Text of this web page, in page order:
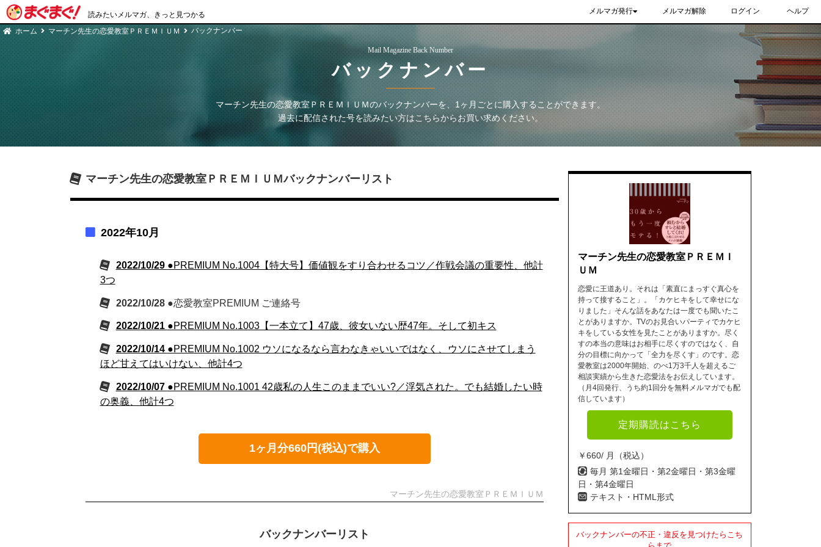
読みたいメルマガ、きっと見つかる メルマガ発行 メルマガ解除 ログイン ヘルプ
ホーム マーチン先生の恋愛教室ＰＲＥＭＩＵＭ バックナンバー
Mail Magazine Back Number
バックナンバー
マーチン先生の恋愛教室ＰＲＥＭＩＵＭのバックナンバーを、1ヶ月ごとに購入することができます。
過去に配信された号を読みたい方はこちらからお買い求めください。
マーチン先生の恋愛教室ＰＲＥＭＩＵＭバックナンバーリスト
2022年10月
2022/10/29 ●PREMIUM No.1004【特大号】価値観をすり合わせるコツ／作戦会議の重要性、他計
3つ
2022/10/28 ●恋愛教室PREMIUM ご連絡号
2022/10/21 ●PREMIUM No.1003【一本立て】47歳、彼女いない歴47年。そして初キス
2022/10/14 ●PREMIUM No.1002 ウソになるなら言わなきゃいいではなく、ウソにさせてしまう
ほど甘えてはいけない、他計4つ
2022/10/07 ●PREMIUM No.1001 42歳私の人生このままでいい?／浮気された。でも結婚したい時
の奥義、他計4つ
1ヶ月分660円(税込)で購入
マーチン先生の恋愛教室ＰＲＥＭＩＵＭ
バックナンバーリスト
マーチン先生の恋愛教室ＰＲＥＭＩ
ＵＭ
恋愛に王道あり。それは「素直にまっすぐ真心を
持って接すること」。「カケヒキをして幸せにな
りました」そんな話をあなたは一度でも聞いたこ
とがありますか。TVのお見合いパーティでカケヒ
キをしている女性を見たことがありますか。尽く
すの本当の意味はお相手に尽くすのではなく、自
分の目標に向かって「全力を尽くす」のです。恋
愛教室は2000年開始、のべ1万3千人を超えるご
相談実績から生きた恋愛法をお伝えしています。
（月4回発行、うち約1回分を無料メルマガでも配
信しています）
定期購読はこちら
￥660/ 月（税込）
毎月 第1金曜日・第2金曜日・第3金曜
日・第4金曜日
テキスト・HTML形式
バックナンバーの不正・違反を見つけたらこち